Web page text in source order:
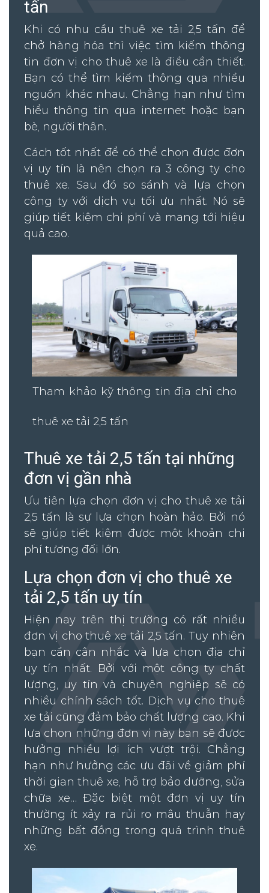
tấn
Khi có nhu cầu thuê xe tải 2,5 tấn để
chở hàng hóa thì việc tìm kiếm thông
tin đơn vị cho thuê xe là điều cần thiết.
Bạn có thể tìm kiếm thông qua nhiều
nguồn khác nhau. Chẳng hạn như tìm
hiểu thông tin qua internet hoặc bạn
bè, người thân.
Cách tốt nhất để có thể chọn được đơn
vị uy tín là nên chọn ra 3 công ty cho
thuê xe. Sau đó so sánh và lựa chọn
công ty với dịch vụ tối ưu nhất. Nó sẽ
giúp tiết kiệm chi phí và mang tới hiệu
quả cao.
Tham khảo kỹ thông tin địa chỉ cho
thuê xe tải 2,5 tấn
Thuê xe tải 2,5 tấn tại những
đơn vị gần nhà
Ưu tiên lựa chọn đơn vị cho thuê xe tải
2,5 tấn là sự lựa chọn hoàn hảo. Bởi nó
sẽ giúp tiết kiệm được một khoản chi
phí tương đối lớn.
Lựa chọn đơn vị cho thuê xe
tải 2,5 tấn uy tín
Hiện nay trên thị trường có rất nhiều
đơn vị cho thuê xe tải 2,5 tấn. Tuy nhiên
bạn cần cân nhắc và lựa chọn địa chỉ
uy tín nhất. Bởi với một công ty chất
lượng, uy tín và chuyên nghiệp sẽ có
nhiều chính sách tốt. Dịch vụ cho thuê
xe tải cũng đảm bảo chất lượng cao. Khi
lựa chọn những đơn vị này bạn sẽ được
hưởng nhiều lợi ích vượt trội. Chẳng
hạn như hưởng các ưu đãi về giảm phí
thời gian thuê xe, hỗ trợ bảo dưỡng, sửa
chữa xe… Đặc biệt một đơn vị uy tín
thường ít xảy ra rủi ro mâu thuẫn hay
những bất đồng trong quá trình thuê
xe.